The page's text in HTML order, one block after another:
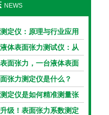
NEWS
定仪：原理与行业应用
体表面张力测试仪：从
全掌握
面张力，一台液体表面
量仪就够了
张力测定仪是什么？
定仪是如何精准测量张
级！表面张力系数测定